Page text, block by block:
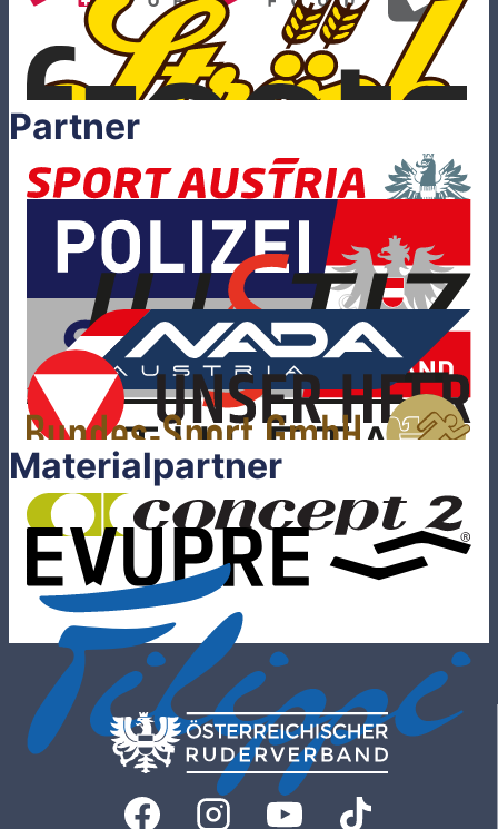
Partner
Materialpartner